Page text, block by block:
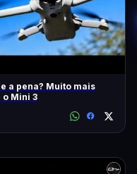
a pena? Muito mais
o Mini 3